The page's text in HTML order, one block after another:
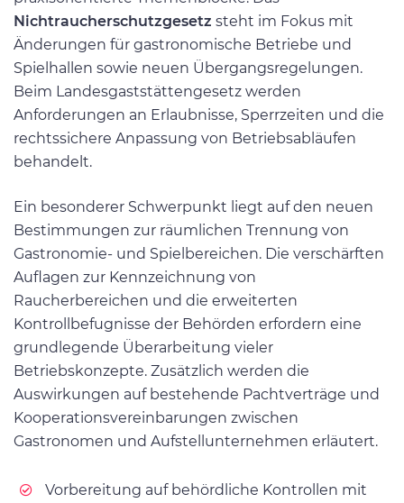
Nichtraucherschutzgesetz steht im Fokus mit
Änderungen für gastronomische Betriebe und
Spielhallen sowie neuen Übergangsregelungen.
Beim Landesgaststättengesetz werden
Anforderungen an Erlaubnisse, Sperrzeiten und die
rechtssichere Anpassung von Betriebsabläufen
behandelt.
Ein besonderer Schwerpunkt liegt auf den neuen
Bestimmungen zur räumlichen Trennung von
Gastronomie- und Spielbereichen. Die verschärften
Auflagen zur Kennzeichnung von
Raucherbereichen und die erweiterten
Kontrollbefugnisse der Behörden erfordern eine
grundlegende Überarbeitung vieler
Betriebskonzepte. Zusätzlich werden die
Auswirkungen auf bestehende Pachtverträge und
Kooperationsvereinbarungen zwischen
Gastronomen und Aufstellunternehmen erläutert.
Vorbereitung auf behördliche Kontrollen mit